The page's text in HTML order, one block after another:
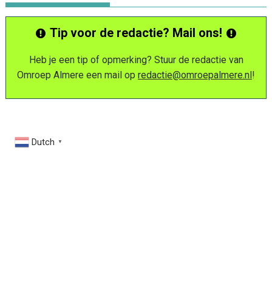
Tip voor de redactie? Mail ons!
Heb je een tip of opmerking? Stuur de redactie van
Omroep Almere een mail op redactie@omroepalmere.nl!
Dutch ▼